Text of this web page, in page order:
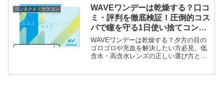
な快適な装用感を体験しませんか。
コンタクト・カラコン
WAVEワンデーは乾燥する？口コ
ミ・評判を徹底検証！圧倒的コス
パで瞳を守る1日使い捨てコンタ
クトの正体
WAVEワンデーは乾燥する？夕方の目の
ゴロゴロや充血を解決したい方必見。低
含水・高含水レンズの正しい選び方と、